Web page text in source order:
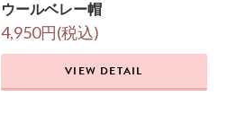
ウールベレー帽
4,950円(税込)
VIEW DETAIL